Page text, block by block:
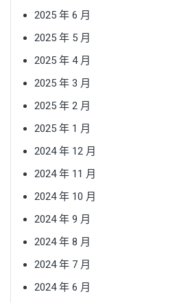
2025 年 6 月
2025 年 5 月
2025 年 4 月
2025 年 3 月
2025 年 2 月
2025 年 1 月
2024 年 12 月
2024 年 11 月
2024 年 10 月
2024 年 9 月
2024 年 8 月
2024 年 7 月
2024 年 6 月